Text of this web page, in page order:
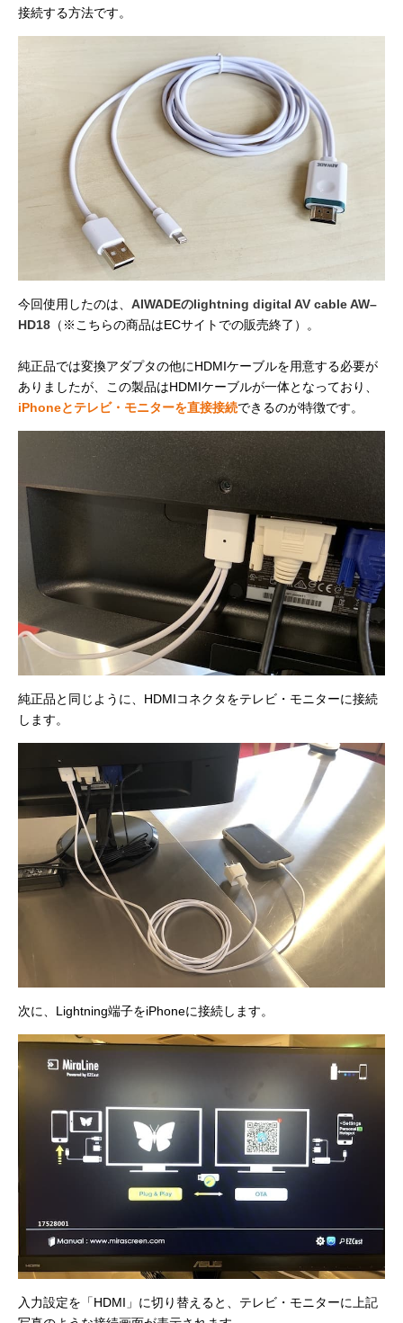
接続する方法です。
今回使用したのは、 AIWADEのlightning digital AV cable AW–
HD18 （※こちらの商品はECサイトでの販売終了）。
純正品では変換アダプタの他にHDMIケーブルを用意する必要が
ありましたが、この製品はHDMIケーブルが一体となっており、
iPhoneとテレビ・モニターを直接接続できるのが特徴です。
純正品と同じように、HDMIコネクタをテレビ・モニターに接続
します。
次に、Lightning端子をiPhoneに接続します。
入力設定を「HDMI」に切り替えると、テレビ・モニターに上記